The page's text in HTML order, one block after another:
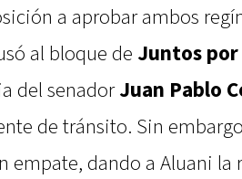
a aprobar ambos
al bloque de Juntos
del senadorJuan Pablo
de tránsito. Sin
empate, dando a Aluani la